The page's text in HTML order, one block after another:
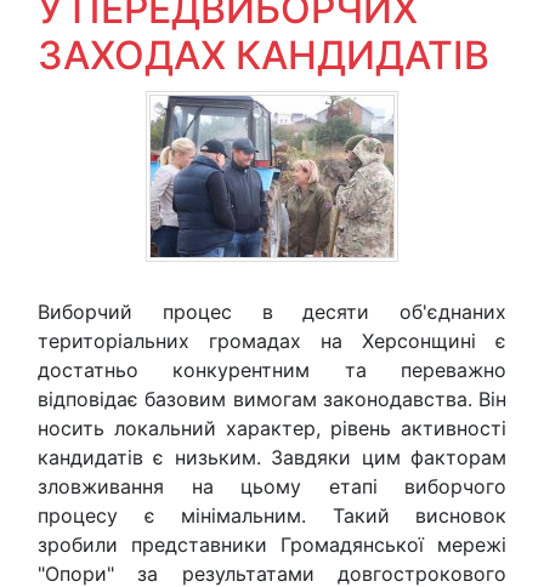
ЗАХОДАХ КАНДИДАТІВ
Виборчий процес в десяти об'єднаних
територіальних громадах на Херсонщині є
достатньо конкурентним та переважно
відповідає базовим вимогам законодавства. Він
носить локальний характер, рівень активності
кандидатів є низьким. Завдяки цим факторам
зловживання на цьому етапі виборчого
процесу є мінімальним. Такий висновок
зробили представники Громадянської мережі
"Опори" за результатами довгострокового